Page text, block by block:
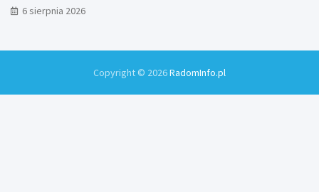
6 sierpnia 2026
Copyright © 2026RadomInfo.pl